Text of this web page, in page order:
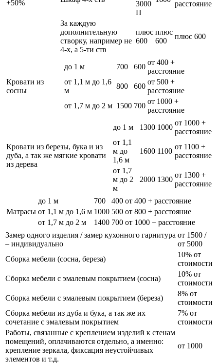
+50%
3000
П
расстояние
За каждую
дополнительную
створку, например не
4-х, а 5-ти ств
плюс
600
плюс
600
плюс 600
Кровати из
сосны
до 1 м 700 600
от 400 +
расстояние
от 1,1 м до 1,6
м
800 600
от 500 +
расстояние
от 1,7 м до 2 м 1500 700
от 1000 +
расстояние
Кровати из березы, бука и из
дуба, а так же мягкие кровати
из дерева
до 1 м 1300 1000
от 1000 +
расстояние
от 1,1
м до
1,6 м
1600 1100
от 1100 +
расстояние
от 1,7
м до 2
м
2000 1300
от 1300 +
расстояние
Матрасы
до 1 м 700 400 от 400 + расстояние
от 1,1 м до 1,6 м 1000 500 от 800 + расстояние
от 1,7 м до 2 м
1400 700 от 1000 + расстояние
Замер одного изделия / замер кухонного гарнитура
– индивидуально
от 1500 /
от 5000
Сборка мебели (сосна, береза)
10% от
стоимости
Сборка мебели с эмалевым покрытием (сосна)
10% от
стоимости
Сборка мебели с эмалевым покрытием (береза)
8% от
стоимости
Сборка мебели из дуба и бука, а так же их
сочетание с эмалевым покрытием
7% от
стоимости
Работы, связанные с креплением изделий к стенам
помещений, оплачиваются отдельно, а именно:
крепление зеркала, фиксация неустойчивых
элементов и т.д.
от 1000